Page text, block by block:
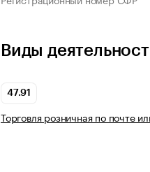
Виды
47.91
Торговля розничная по почте